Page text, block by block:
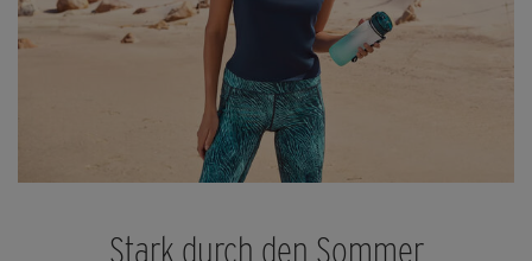
Stark durch den Sommer